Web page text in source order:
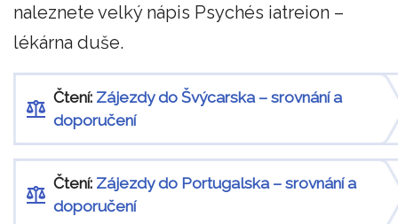
naleznete velký nápis Psychés iatreion –
lékárna duše.
Čtení: Zájezdy do Švýcarska – srovnání a
doporučení
Čtení: Zájezdy do Portugalska – srovnání a
doporučení